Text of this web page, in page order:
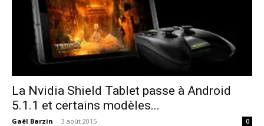
La Nvidia Shield Tablet passe à Android
5.1.1 et certains modèles...
Gaël Barzin - 3 août 2015 0